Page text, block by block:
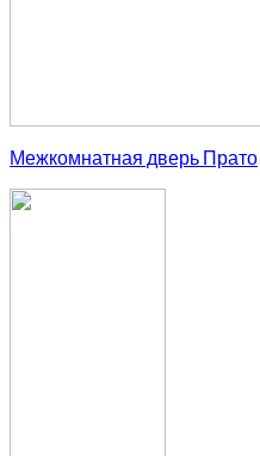
Межкомнатная дверь Прато